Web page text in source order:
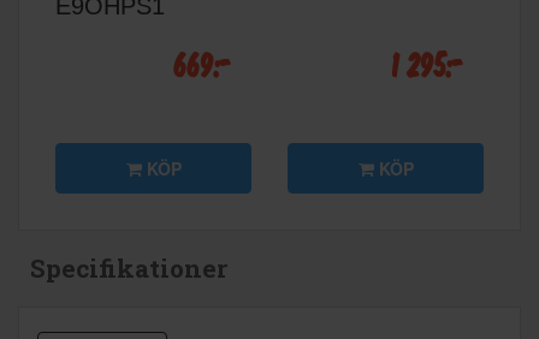
E9OHPS1
669:-
KÖP
1 295:-
KÖP
Specifikationer